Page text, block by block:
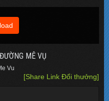
MÊ VỤ
Vu
[Share Link Đổi thưởng]